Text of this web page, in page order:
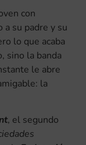
con
a su padre y su
lo que acaba
sino la banda
le abre
la
, el segundo